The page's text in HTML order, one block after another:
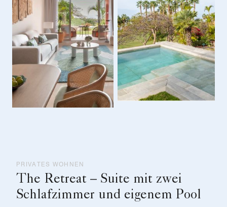
PRIVATES WOHNEN
The Retreat – Suite mit zwei
Schlafzimmer und eigenem Pool